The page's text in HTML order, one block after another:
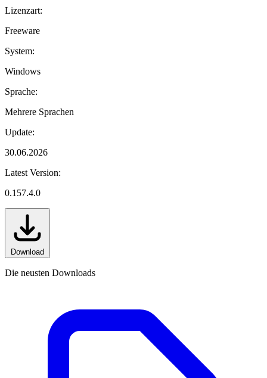
Lizenzart:
Freeware
System:
Windows
Sprache:
Mehrere Sprachen
Update:
30.06.2026
Latest Version:
0.157.4.0
Download
Die neusten Downloads